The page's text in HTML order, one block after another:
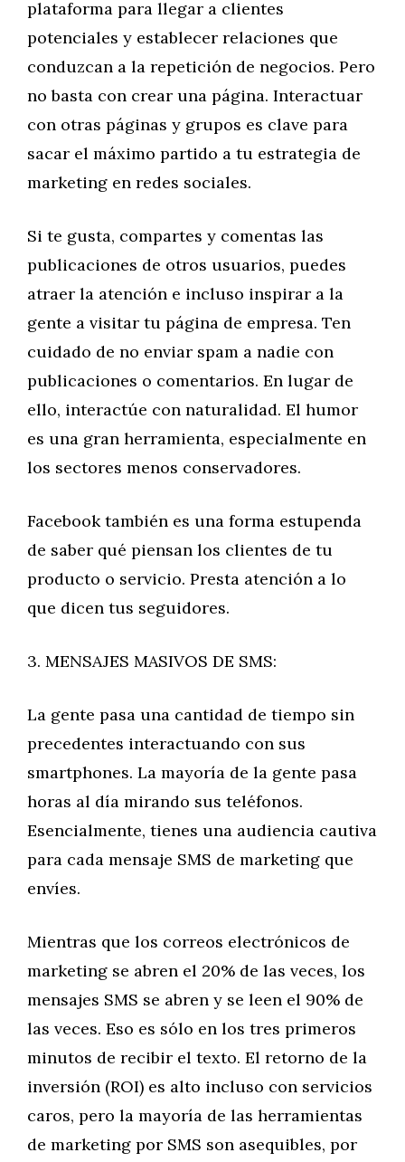
plataforma para llegar a clientes
potenciales y establecer relaciones que
conduzcan a la repetición de negocios. Pero
no basta con crear una página. Interactuar
con otras páginas y grupos es clave para
sacar el máximo partido a tu estrategia de
marketing en redes sociales.
Si te gusta, compartes y comentas las
publicaciones de otros usuarios, puedes
atraer la atención e incluso inspirar a la
gente a visitar tu página de empresa. Ten
cuidado de no enviar spam a nadie con
publicaciones o comentarios. En lugar de
ello, interactúe con naturalidad. El humor
es una gran herramienta, especialmente en
los sectores menos conservadores.
Facebook también es una forma estupenda
de saber qué piensan los clientes de tu
producto o servicio. Presta atención a lo
que dicen tus seguidores.
3. MENSAJES MASIVOS DE SMS:
La gente pasa una cantidad de tiempo sin
precedentes interactuando con sus
smartphones. La mayoría de la gente pasa
horas al día mirando sus teléfonos.
Esencialmente, tienes una audiencia cautiva
para cada mensaje SMS de marketing que
envíes.
Mientras que los correos electrónicos de
marketing se abren el 20% de las veces, los
mensajes SMS se abren y se leen el 90% de
las veces. Eso es sólo en los tres primeros
minutos de recibir el texto. El retorno de la
inversión (ROI) es alto incluso con servicios
caros, pero la mayoría de las herramientas
de marketing por SMS son asequibles, por